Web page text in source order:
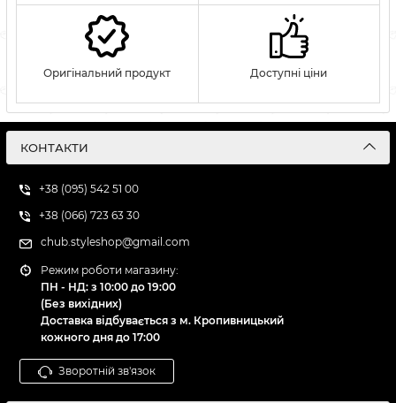
Оригінальний продукт Доступні ціни
КОНТАКТИ
+38 (095) 542 51 00
+38 (066) 723 63 30
chub.styleshop@gmail.com
Режим роботи магазину:
ПН - НД: з 10:00 до 19:00
(Без вихідних)
Доставка відбувається з м. Кропивницький
кожного дня до 17:00
Зворотній зв'язок